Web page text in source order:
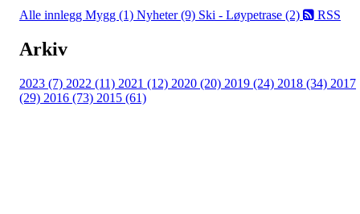
Alle innlegg Mygg (1) Nyheter (9) Ski - Løypetrase (2) RSS
Arkiv
2023 (7) 2022 (11) 2021 (12) 2020 (20) 2019 (24) 2018 (34) 2017
(29) 2016 (73) 2015 (61)